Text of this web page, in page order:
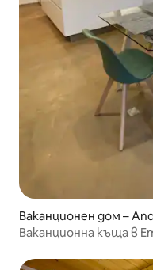
Ваканционен дом –
Ваканционна къща в